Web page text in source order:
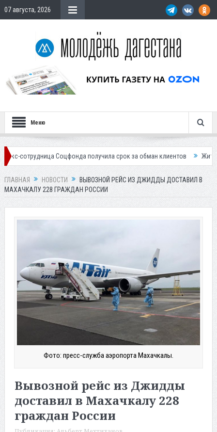
07 августа, 2026
Меню
Соцфонда получила срок за обман клиентов Жителей
ГЛАВНАЯ НОВОСТИ
ВЫВОЗНОЙ РЕЙС ИЗ ДЖИДДЫ ДОСТАВИЛ В
МАХАЧКАЛУ 228 ГРАЖДАН РОССИИ
Фото: пресс-служба аэропорта Махачкалы.
Вывозной рейс из Джидды
доставил в Махачкалу 228
граждан России